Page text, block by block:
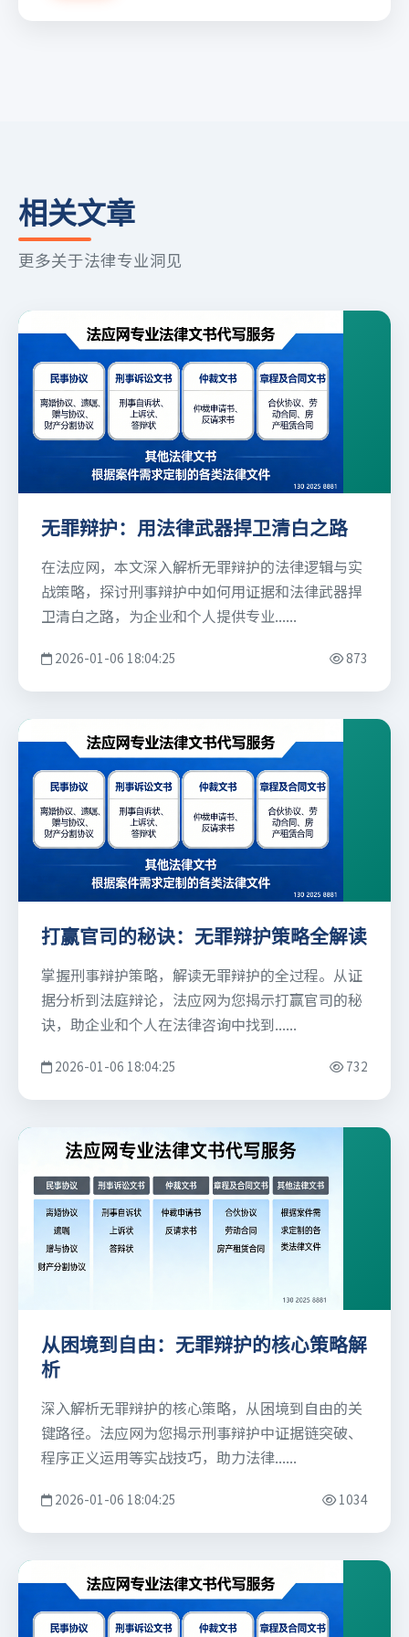
相关文章
更多关于法律专业洞见
无罪辩护：用法律武器捍卫清白之路
在法应网，本文深入解析无罪辩护的法律逻辑与实
战策略，探讨刑事辩护中如何用证据和法律武器捍
卫清白之路，为企业和个人提供专业......
2026-01-06 18:04:25 873
打赢官司的秘诀：无罪辩护策略全解读
掌握刑事辩护策略，解读无罪辩护的全过程。从证
据分析到法庭辩论，法应网为您揭示打赢官司的秘
诀，助企业和个人在法律咨询中找到......
2026-01-06 18:04:25 732
从困境到自由：无罪辩护的核心策略解
析
深入解析无罪辩护的核心策略，从困境到自由的关
键路径。法应网为您揭示刑事辩护中证据链突破、
程序正义运用等实战技巧，助力法律......
2026-01-06 18:04:25 1034